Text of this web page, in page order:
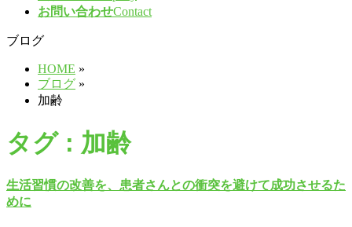
お問い合わせContact
ブログ
HOME »
ブログ »
加齢
タグ : 加齢
生活習慣の改善を、患者さんとの衝突を避けて成功させるた
めに